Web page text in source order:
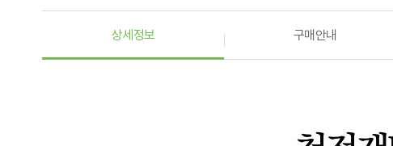
상세정보 구매안내